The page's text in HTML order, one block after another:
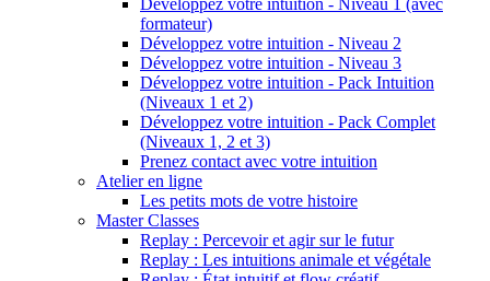
Développez votre intuition - Niveau 1 (avec
formateur)
Développez votre intuition - Niveau 2
Développez votre intuition - Niveau 3
Développez votre intuition - Pack Intuition
(Niveaux 1 et 2)
Développez votre intuition - Pack Complet
(Niveaux 1, 2 et 3)
Prenez contact avec votre intuition
Atelier en ligne
Les petits mots de votre histoire
Master Classes
Replay : Percevoir et agir sur le futur
Replay : Les intuitions animale et végétale